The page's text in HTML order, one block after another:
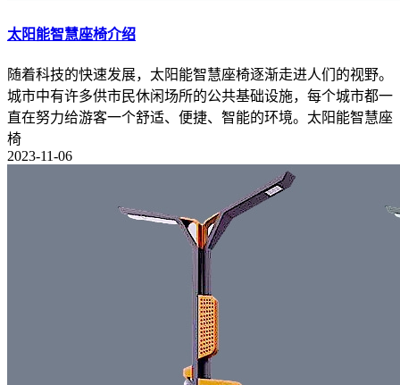
太阳能智慧座椅介绍
随着科技的快速发展，太阳能智慧座椅逐渐走进人们的视野。
城市中有许多供市民休闲场所的公共基础设施，每个城市都一
直在努力给游客一个舒适、便捷、智能的环境。太阳能智慧座
椅
2023-11-06